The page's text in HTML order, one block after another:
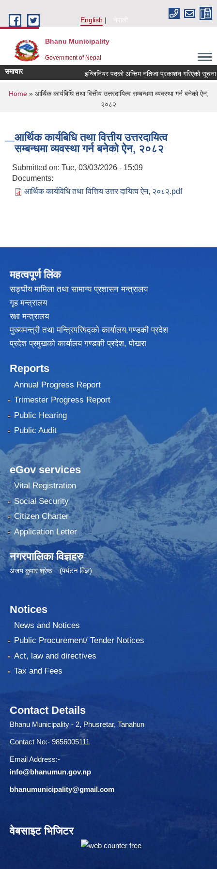
English
नेपाली
Bhanu Municipality
Government of Nepal
समाचार इन्जिनियर पदको अन्तिम नतिजा प्रकाशन गरिएको सूचना !!!
You are here
Home» आर्थिक कार्यबिधि तथा वित्तीय उत्तरदायित्व सम्बन्धमा व्यवस्था गर्न बनेको ऐन,
२०८२
आर्थिक कार्यबिधि तथा वित्तीय उत्तरदायित्व
सम्बन्धमा व्यवस्था गर्न बनेको ऐन, २०८२
Submitted on: Tue, 03/03/2026 - 15:09
Documents:
आर्थिक कार्यविधि तथा वित्तिय उत्तर दायित्व ऐन, २०८२.pdf
महत्वपूर्ण लिंक
सङ्घीय मामिला तथा सामान्य प्रशासन मन्त्रालय
गृह मन्त्रालय
रक्षा मन्त्रालय
मुख्यमन्त्री तथा मन्त्रिपरिषद्को कार्यालय,गण्डकी प्रदेश
प्रदेश प्रमुखकाे कार्यालय गण्डकी प्रदेश, पाेखरा
Reports
Annual Progress Report
Trimester Progress Report
Public Hearing
Public Audit
eGov services
Vital Registration
Social Security
Citizen Charter
Application Letter
नगरपालिका विज्ञहरु
अजय कुमार श्रेष्ठ (पर्यटन विज्ञ)
Notices
News and Notices
Public Procurement/ Tender Notices
Act, law and directives
Tax and Fees
Contact Details
Bhanu Municipality - 2, Phusretar, Tanahun
Contact No:- 9856005111
Email Address:-
info@bhanumun.gov.np
bhanumunicipality@gmail.com
वेबसाइट भिजिटर